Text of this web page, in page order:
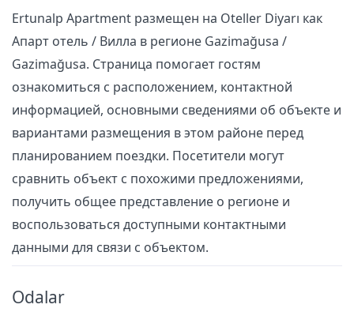
Ertunalp Apartment размещен на Oteller Diyarı как
Апарт отель / Вилла в регионе Gazimağusa /
Gazimağusa. Страница помогает гостям
ознакомиться с расположением, контактной
информацией, основными сведениями об объекте и
вариантами размещения в этом районе перед
планированием поездки. Посетители могут
сравнить объект с похожими предложениями,
получить общее представление о регионе и
воспользоваться доступными контактными
данными для связи с объектом.
Odalar